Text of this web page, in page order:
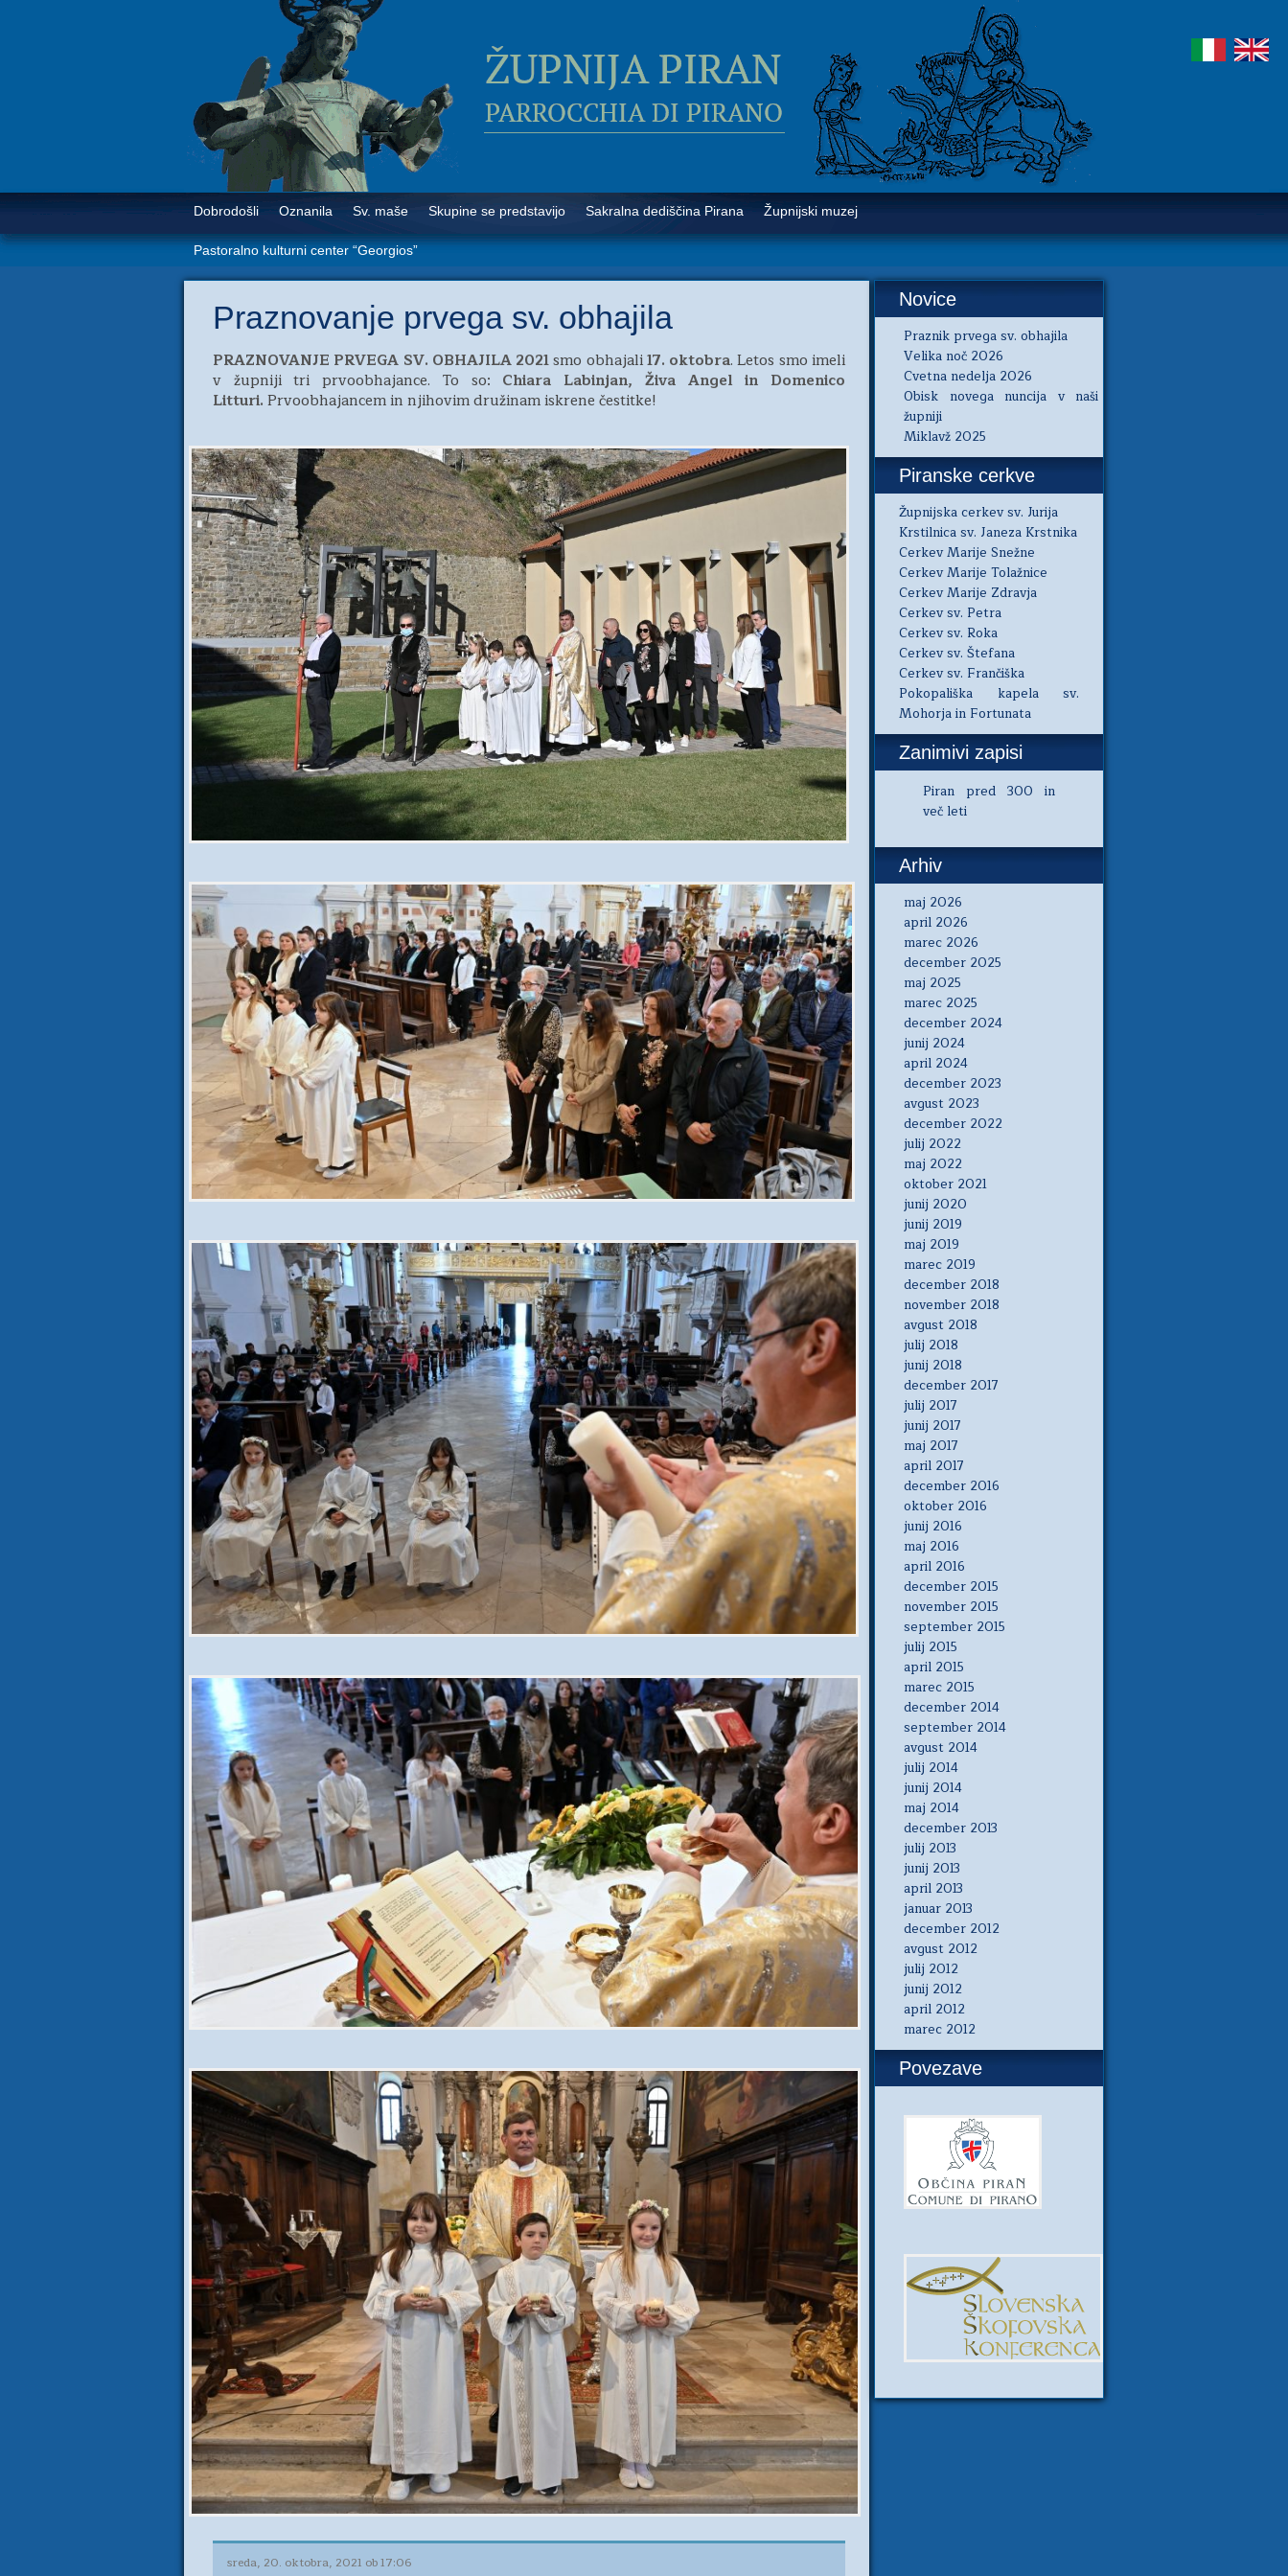
Dobrodošli Oznanila Sv. maše Skupine se predstavijo Sakralna dediščina Pirana Župnijski muzej
Pastoralno kulturni center “Georgios”
Praznovanje prvega sv. obhajila
PRAZNOVANJE PRVEGA SV. OBHAJILA 2021smo obhajali17. oktobra. Letos smo imeli
v župniji tri prvoobhajance. To so: Chiara Labinjan, Živa Angel in Domenico
Litturi. Prvoobhajancem in njihovim družinam iskrene čestitke!
sreda, 20. oktobra, 2021 ob 17:06
Novice
Praznik prvega sv. obhajila
Velika noč 2026
Cvetna nedelja 2026
Obisk novega nuncija v naši
župniji
Miklavž 2025
Piranske cerkve
Župnijska cerkev sv. Jurija
Krstilnica sv. Janeza Krstnika
Cerkev Marije Snežne
Cerkev Marije Tolažnice
Cerkev Marije Zdravja
Cerkev sv. Petra
Cerkev sv. Roka
Cerkev sv. Štefana
Cerkev sv. Frančiška
Pokopališka kapela sv.
Mohorja in Fortunata
Zanimivi zapisi
Piran pred 300 in
več leti
Arhiv
maj 2026
april 2026
marec 2026
december 2025
maj 2025
marec 2025
december 2024
junij 2024
april 2024
december 2023
avgust 2023
december 2022
julij 2022
maj 2022
oktober 2021
junij 2020
junij 2019
maj 2019
marec 2019
december 2018
november 2018
avgust 2018
julij 2018
junij 2018
december 2017
julij 2017
junij 2017
maj 2017
april 2017
december 2016
oktober 2016
junij 2016
maj 2016
april 2016
december 2015
november 2015
september 2015
julij 2015
april 2015
marec 2015
december 2014
september 2014
avgust 2014
julij 2014
junij 2014
maj 2014
december 2013
julij 2013
junij 2013
april 2013
januar 2013
december 2012
avgust 2012
julij 2012
junij 2012
april 2012
marec 2012
Povezave